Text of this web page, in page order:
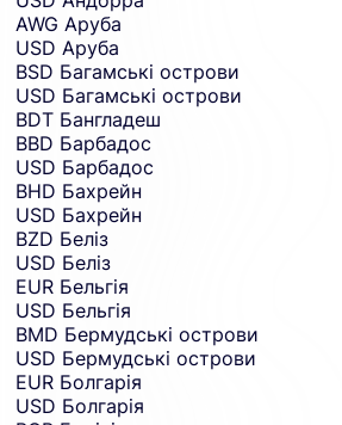
AWG Аруба
USD Аруба
BSD Багамські острови
USD Багамські острови
BDT Бангладеш
BBD Барбадос
USD Барбадос
BHD Бахрейн
USD Бахрейн
BZD Беліз
USD Беліз
EUR Бельгія
USD Бельгія
BMD Бермудські острови
USD Бермудські острови
EUR Болгарія
USD Болгарія